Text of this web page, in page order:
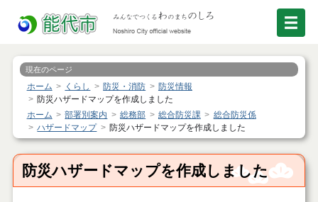
現在のページ
ホーム くらし 防災・消防
防災情報
防災ハザードマップを作成しました
ホーム
部署別案内 総務部 総合防災課
総合防災係
ハザードマップ
防災ハザードマップを作成しました
防災ハザードマップを作成しました